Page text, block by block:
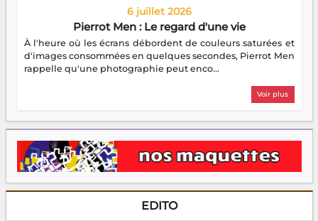
6 juillet 2026
Pierrot Men : Le regard d'une vie
À l'heure où les écrans débordent de couleurs saturées et
d'images consommées en quelques secondes, Pierrot Men
rappelle qu'une photographie peut enco...
Voir plus
EDITO